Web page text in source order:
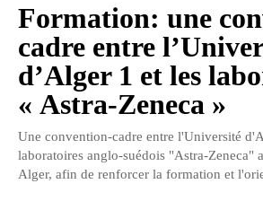
Formation: une
cadre entre
d’Alger 1 et les
« Astra-Zeneca »
Une convention-cadre entre l'Université
laboratoires anglo-suédois "Astra-Zeneca"
Alger, afin de renforcer la formation et